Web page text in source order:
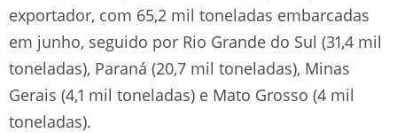
exportador, com 65,2 mil toneladas embarcadas
em junho, seguido por Rio Grande do Sul (31,4 mil
toneladas), Paraná (20,7 mil toneladas), Minas
Gerais (4,1 mil toneladas) e Mato Grosso (4 mil
toneladas).